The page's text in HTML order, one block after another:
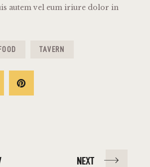
autem vel eum iriure dolor in
TAVERN
NEXT